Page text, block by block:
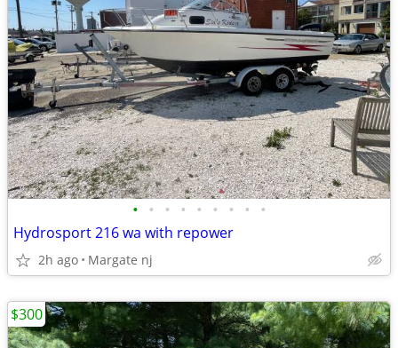
• • • • • • • • •
Hydrosport 216 wa with repower
2h ago Margate nj
$300